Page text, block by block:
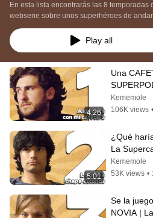
En esta lista encontrarás las 8 temporadas
webserie sobre unos superhéroes de
superhéroes profesionales gracias a una
dan superpoderes. ¿Qué no? Mira la serie
Play all
4:26
Una
Kememole
106K views •
5:01
¿Qué
La
Kememole
53K views •
Se la
NOVIA |